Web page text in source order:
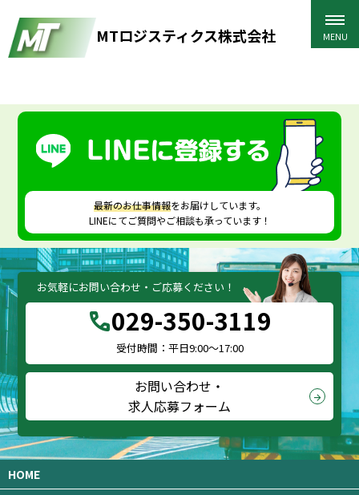
MTロジスティクス株式会社
最新のお仕事情報をお届けしています。
LINEにてご質問やご相談も承っています！
お気軽にお問い合わせ・ご応募ください！
call029-350-3119
受付時間：平日9:00～17:00
お問い合わせ・
求人応募フォーム
arrow_forward
HOME